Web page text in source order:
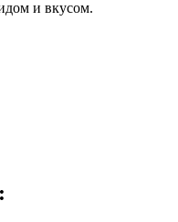
и вкусом.